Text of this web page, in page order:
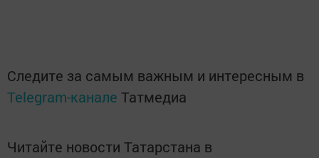
Следите за самым важным и интересным в
Telegram-канале Татмедиа
Читайте новости Татарстана в